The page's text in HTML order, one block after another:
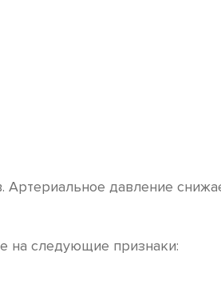
давление
на следующие признаки: